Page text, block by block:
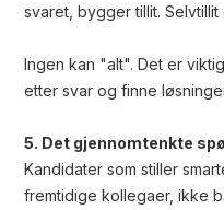
svaret, bygger tillit.
Ingen kan "alt". Det er
etter svar og finne
5. Det gjennomtenkte
Kandidater som stiller
fremtidige kollegaer, ikke